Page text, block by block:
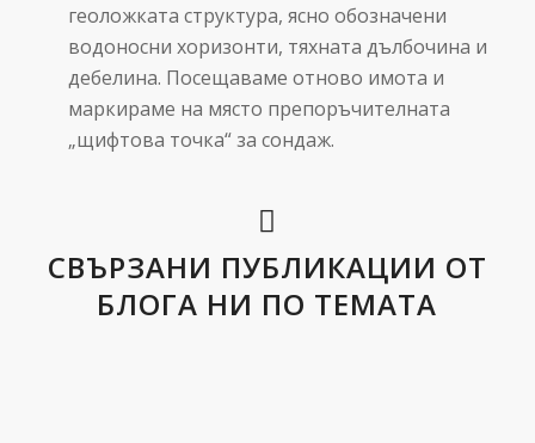
геоложката структура, ясно обозначени
водоносни хоризонти, тяхната дълбочина и
дебелина. Посещаваме отново имота и
маркираме на място препоръчителната
„щифтова точка“ за сондаж.
СВЪРЗАНИ ПУБЛИКАЦИИ ОТ
БЛОГА НИ ПО ТЕМАТА